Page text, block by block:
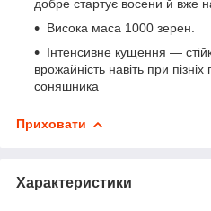
добре стартує восени й вже
Висока маса 1000 зерен.
Інтенсивне кущення —
врожайність навіть при пізніх
соняшника
Приховати
Характеристики